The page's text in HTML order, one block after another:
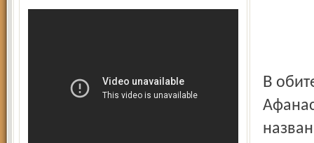
В обители готовятся к торжественной встрече святыни.